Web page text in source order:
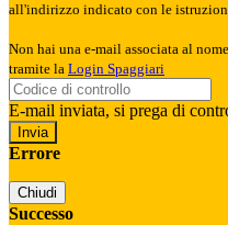
all'indirizzo indicato con le
Non hai una e-mail associata al
tramite la Login Spaggiari
E-mail inviata, si prega di
Errore
Chiudi
Successo